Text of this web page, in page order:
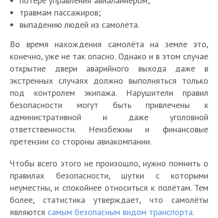
травмам пассажиров;
выпадению людей из самолёта.
Во время нахождения самолёта на земле это,
конечно, уже не так опасно. Однако и в этом случае
открытие двери аварийного выхода даже в
экстренных случаях должно выполняться только
под контролем экипажа. Нарушители правил
безопасности могут быть привлечены к
административной и даже уголовной
ответственности. Неизбежны и финансовые
претензии со стороны авиакомпании.
Чтобы всего этого не произошло, нужно помнить о
правилах безопасности, шутки с которыми
неуместны, и спокойнее относиться к полётам. Тем
более, статистика утверждает, что самолёты
являются самым безопасным видом транспорта.